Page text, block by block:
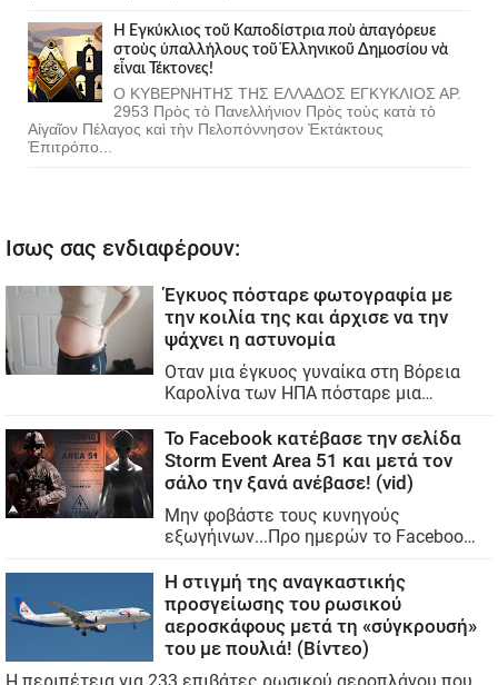
Ἡ Ἐγκύκλιος τοῦ Καποδίστρια ποὺ ἀπαγόρευε
στοὺς ὑπαλλήλους τοῦ Ἑλληνικοῦ Δημοσίου νὰ
εἶναι Τέκτονες!
Ο ΚΥΒΕΡΝΗΤΗΣ ΤΗΣ ΕΛΛΑΔΟΣ ΕΓΚΥΚΛΙΟΣ ΑΡ.
2953 Πρὸς τὸ Πανελλήνιον Πρὸς τοὺς κατὰ τὸ
Αἰγαῖον Πέλαγος καὶ τὴν Πελοπόννησον Ἐκτάκτους
Ἐπιτρόπο...